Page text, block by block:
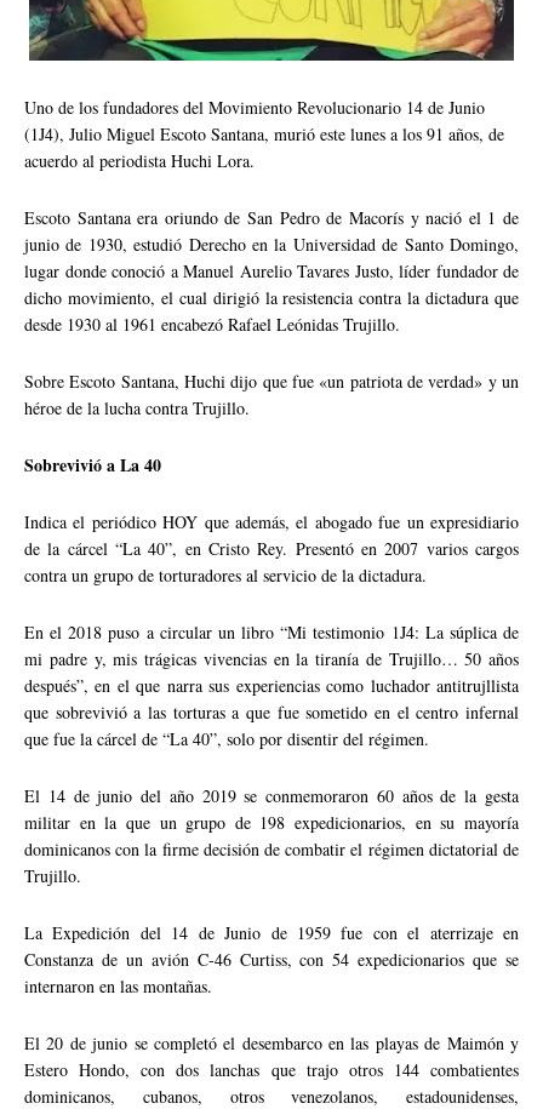
Uno de los fundadores del Movimiento Revolucionario 14 de Junio
(1J4), Julio Miguel Escoto Santana, murió este lunes a los 91 años, de
acuerdo al periodista Huchi Lora.
Escoto Santana era oriundo de San Pedro de Macorís y nació el 1 de
junio de 1930, estudió Derecho en la Universidad de Santo Domingo,
lugar donde conoció a Manuel Aurelio Tavares Justo, líder fundador de
dicho movimiento, el cual dirigió la resistencia contra la dictadura que
desde 1930 al 1961 encabezó Rafael Leónidas Trujillo.
Sobre Escoto Santana, Huchi dijo que fue «un patriota de verdad» y un
héroe de la lucha contra Trujillo.
Sobrevivió a La 40
Indica el periódico HOY que además, el abogado fue un expresidiario
de la cárcel “La 40”, en Cristo Rey. Presentó en 2007 varios cargos
contra un grupo de torturadores al servicio de la dictadura.
En el 2018 puso a circular un libro “Mi testimonio 1J4: La súplica de
mi padre y, mis trágicas vivencias en la tiranía de Trujillo… 50 años
después”, en el que narra sus experiencias como luchador antitrujllista
que sobrevivió a las torturas a que fue sometido en el centro infernal
que fue la cárcel de “La 40”, solo por disentir del régimen.
El 14 de junio del año 2019 se conmemoraron 60 años de la gesta
militar en la que un grupo de 198 expedicionarios, en su mayoría
dominicanos con la firme decisión de combatir el régimen dictatorial de
Trujillo.
La Expedición del 14 de Junio de 1959 fue con el aterrizaje en
Constanza de un avión C-46 Curtiss, con 54 expedicionarios que se
internaron en las montañas.
El 20 de junio se completó el desembarco en las playas de Maimón y
Estero Hondo, con dos lanchas que trajo otros 144 combatientes
dominicanos, cubanos, otros venezolanos, estadounidenses,